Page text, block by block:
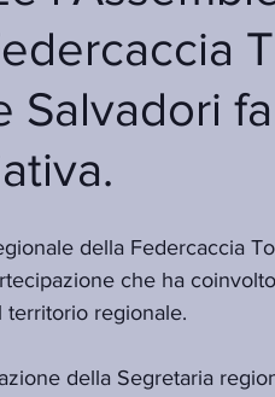
Salvadori
della Federcaccia
che ha
regionale.
della Segretaria